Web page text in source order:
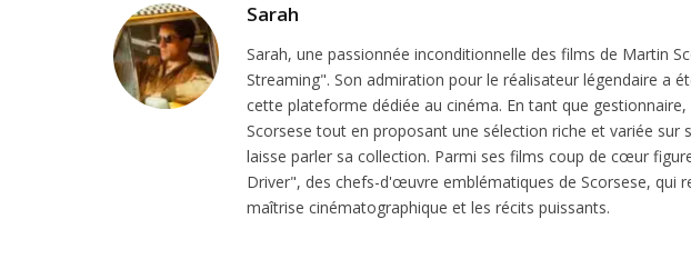
Sarah
Sarah, une passionnée inconditionnelle des films de Martin
Streaming". Son admiration pour le réalisateur légendaire a
cette plateforme dédiée au cinéma. En tant que
Scorsese tout en proposant une sélection riche et variée sur
laisse parler sa collection. Parmi ses films coup de cœur
Driver", des chefs-d'œuvre emblématiques de Scorsese, qui
maîtrise cinématographique et les récits puissants.